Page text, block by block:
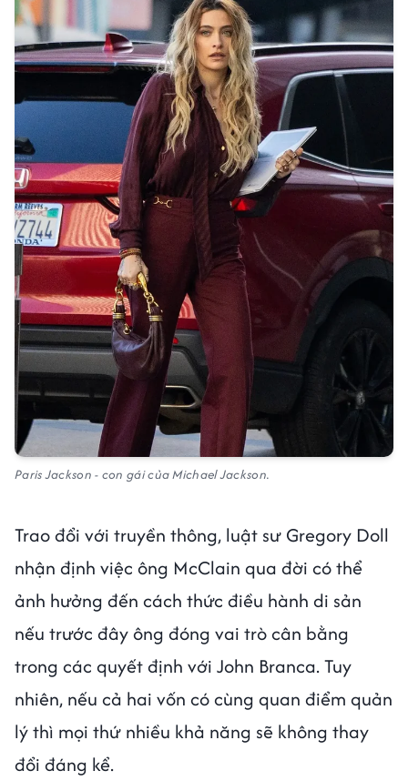
Paris Jackson - con gái của Michael Jackson.
Trao đổi với truyền thông, luật sư Gregory Doll
nhận định việc ông McClain qua đời có thể
ảnh hưởng đến cách thức điều hành di sản
nếu trước đây ông đóng vai trò cân bằng
trong các quyết định với John Branca. Tuy
nhiên, nếu cả hai vốn có cùng quan điểm quản
lý thì mọi thứ nhiều khả năng sẽ không thay
đổi đáng kể.